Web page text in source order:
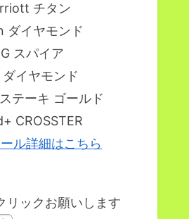
チタン
ダイヤモンド
スパイア
イヤモンド
テーキ ゴールド
CROSSTER
ル詳細はこちら
リックお願いします